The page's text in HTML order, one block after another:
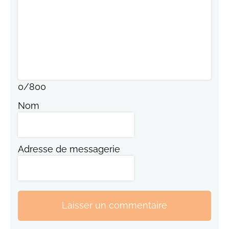
0/800
Nom
Adresse de messagerie
Laisser un commentaire